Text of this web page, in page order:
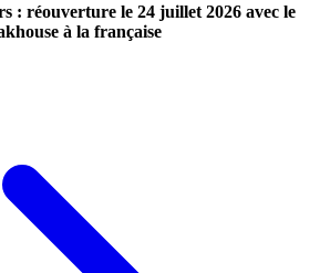
: réouverture le 24 juillet 2026 avec le
à la française